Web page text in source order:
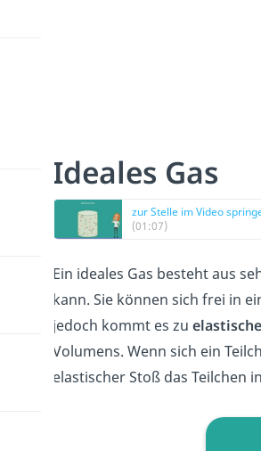
Ideales Gas
zur Stelle im Video
(01:07)
Ein ideales Gas besteht aus
kann. Sie können sich frei in
jedoch kommt es zu
Volumens. Wenn sich ein
elastischer Stoß das Teilchen